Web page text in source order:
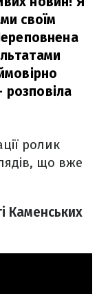
своїм
розповіла
ролик
що вже
Каменських